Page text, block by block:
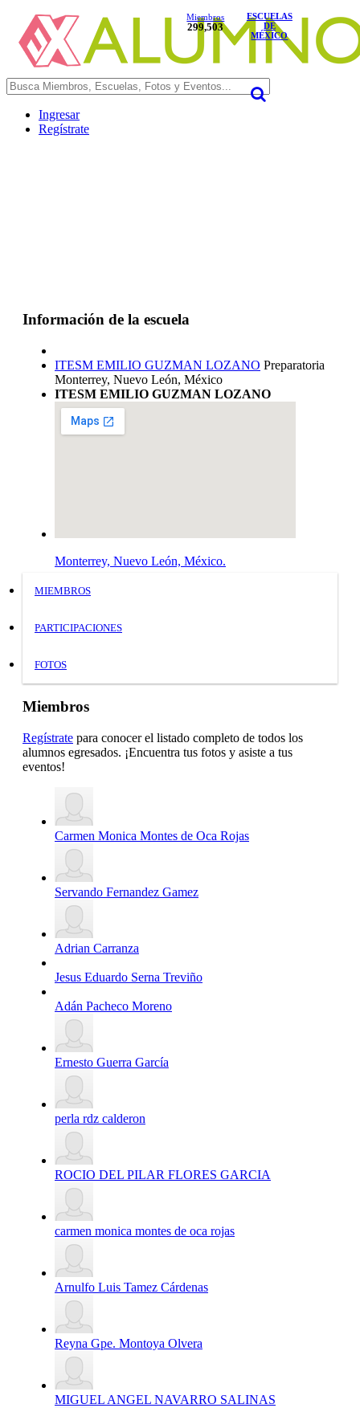
Miembros
299,503
ESCUELAS
DE
MÉXICO
Ingresar
Regístrate
Información de la escuela
ITESM EMILIO GUZMAN LOZANO Preparatoria
Monterrey, Nuevo León, México
ITESM EMILIO GUZMAN LOZANO
Monterrey, Nuevo León, México.
MIEMBROS
PARTICIPACIONES
FOTOS
Miembros
Regístrate para conocer el listado completo de todos los
alumnos egresados. ¡Encuentra tus fotos y asiste a tus
eventos!
Carmen Monica Montes de Oca Rojas
Servando Fernandez Gamez
Adrian Carranza
Jesus Eduardo Serna Treviño
Adán Pacheco Moreno
Ernesto Guerra García
perla rdz calderon
ROCIO DEL PILAR FLORES GARCIA
carmen monica montes de oca rojas
Arnulfo Luis Tamez Cárdenas
Reyna Gpe. Montoya Olvera
MIGUEL ANGEL NAVARRO SALINAS